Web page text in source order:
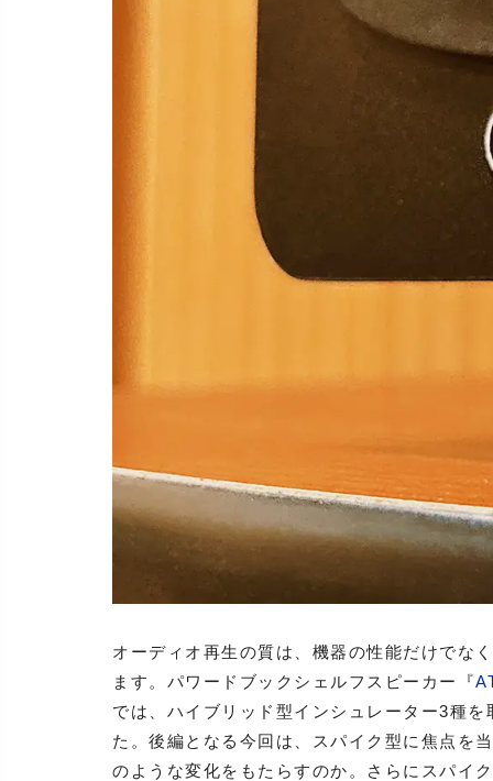
オーディオ再生の質は、機器の性能だけでな
ます。パワードブックシェルフスピーカー『
では、ハイブリッド型インシュレーター3種
た。後編となる今回は、スパイク型に焦点を
のような変化をもたらすのか。さらにスパイ